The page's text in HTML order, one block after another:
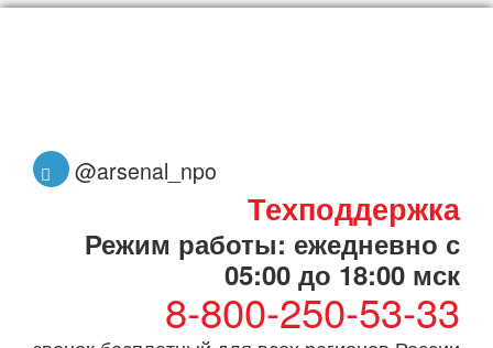
@arsenal_npo
Техподдержка
Режим работы: ежедневно с
05:00 до 18:00 мск
8-800-250-53-33